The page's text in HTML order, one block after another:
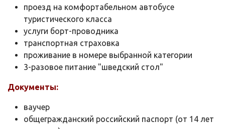
проезд на комфортабельном автобусе
туристического класса
услуги борт-проводника
транспортная страховка
проживание в номере выбранной категории
3-разовое питание "шведский стол"
Документы:
ваучер
общегражданский российский паспорт (от 14 лет